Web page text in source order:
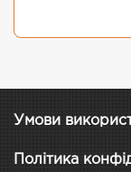
Умови
Політика